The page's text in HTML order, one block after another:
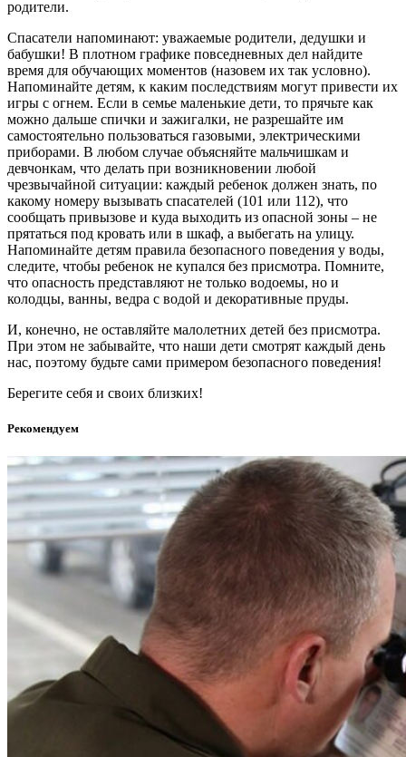
родители.
Спасатели напоминают: уважаемые родители, дедушки и
бабушки! В плотном графике повседневных дел найдите
время для обучающих моментов (назовем их так условно).
Напоминайте детям, к каким последствиям могут привести их
игры с огнем. Если в семье маленькие дети, то прячьте как
можно дальше спички и зажигалки, не разрешайте им
самостоятельно пользоваться газовыми, электрическими
приборами. В любом случае объясняйте мальчишкам и
девчонкам, что делать при возникновении любой
чрезвычайной ситуации: каждый ребенок должен знать, по
какому номеру вызывать спасателей (101 или 112), что
сообщать привызове и куда выходить из опасной зоны – не
прятаться под кровать или в шкаф, а выбегать на улицу.
Напоминайте детям правила безопасного поведения у воды,
следите, чтобы ребенок не купался без присмотра. Помните,
что опасность представляют не только водоемы, но и
колодцы, ванны, ведра с водой и декоративные пруды.
И, конечно, не оставляйте малолетних детей без присмотра.
При этом не забывайте, что наши дети смотрят каждый день
нас, поэтому будьте сами примером безопасного поведения!
Берегите себя и своих близких!
Рекомендуем